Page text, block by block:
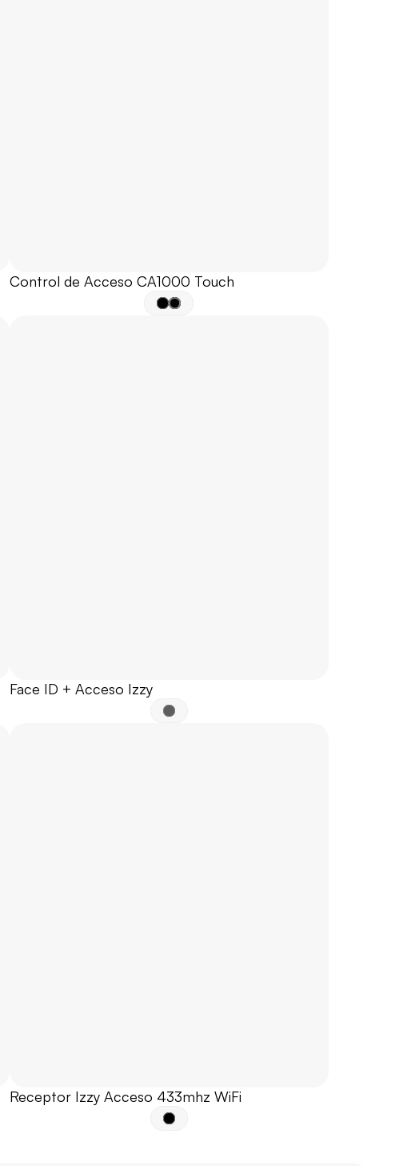
Control de Acceso CA1000 Touch
Face ID + Acceso Izzy
Receptor Izzy Acceso 433mhz WiFi